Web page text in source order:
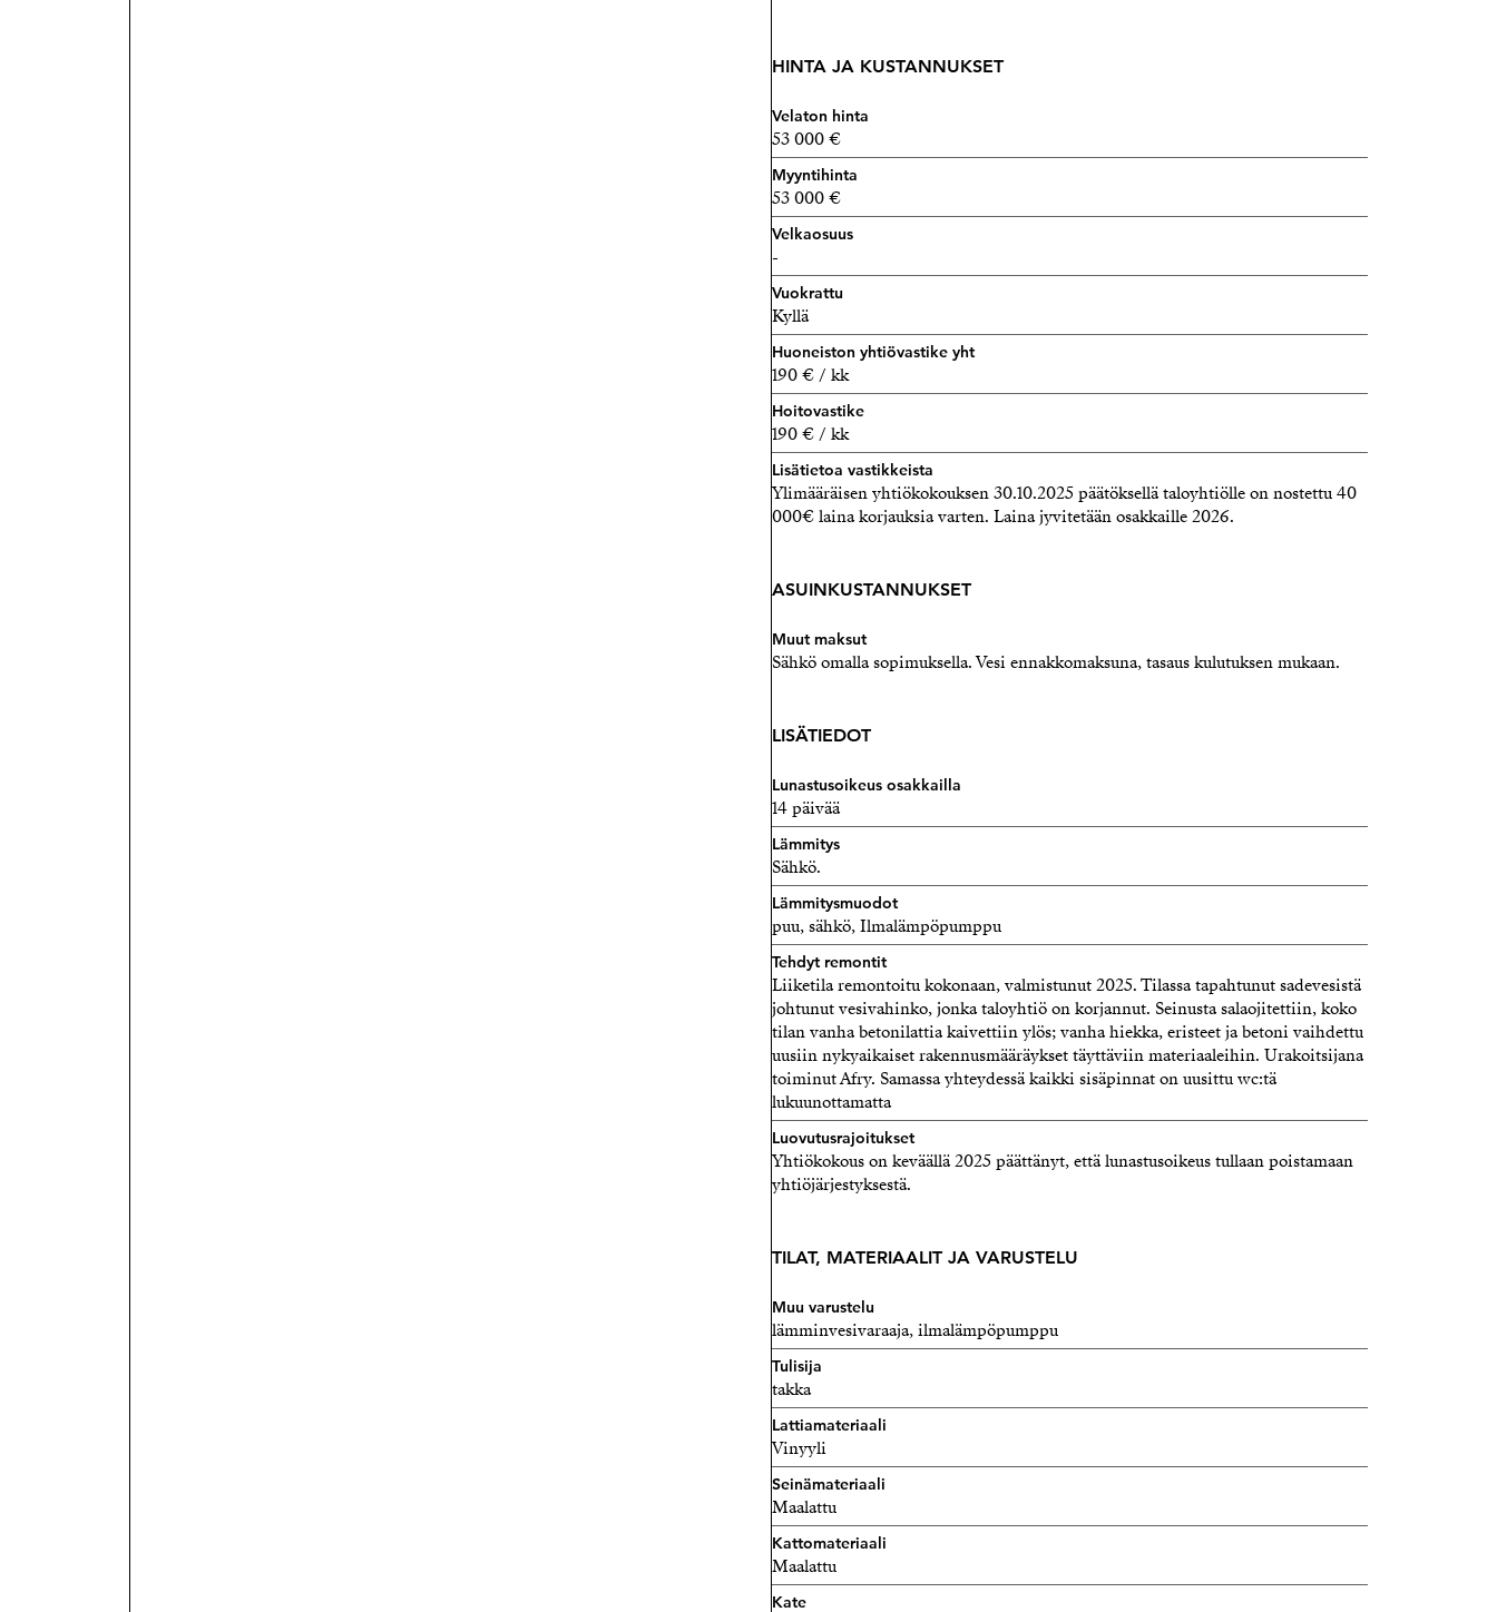
HINTA JA KUSTANNUKSET
Velaton hinta
53 000 €
Myyntihinta
53 000 €
Velkaosuus
-
Vuokrattu
Kyllä
Huoneiston yhtiövastike yht
190 € / kk
Hoitovastike
190 € / kk
Lisätietoa vastikkeista
Ylimääräisen yhtiökokouksen 30.10.2025 päätöksellä taloyhtiölle on nostettu 40
000€ laina korjauksia varten. Laina jyvitetään osakkaille 2026.
ASUINKUSTANNUKSET
Muut maksut
Sähkö omalla sopimuksella. Vesi ennakkomaksuna, tasaus kulutuksen mukaan.
LISÄTIEDOT
Lunastusoikeus osakkailla
14 päivää
Lämmitys
Sähkö.
Lämmitysmuodot
puu, sähkö, Ilmalämpöpumppu
Tehdyt remontit
Liiketila remontoitu kokonaan, valmistunut 2025. Tilassa tapahtunut sadevesistä
johtunut vesivahinko, jonka taloyhtiö on korjannut. Seinusta salaojitettiin, koko
tilan vanha betonilattia kaivettiin ylös; vanha hiekka, eristeet ja betoni vaihdettu
uusiin nykyaikaiset rakennusmääräykset täyttäviin materiaaleihin. Urakoitsijana
toiminut Afry. Samassa yhteydessä kaikki sisäpinnat on uusittu wc:tä
lukuunottamatta
Luovutusrajoitukset
Yhtiökokous on keväällä 2025 päättänyt, että lunastusoikeus tullaan poistamaan
yhtiöjärjestyksestä.
TILAT, MATERIAALIT JA VARUSTELU
Muu varustelu
lämminvesivaraaja, ilmalämpöpumppu
Tulisija
takka
Lattiamateriaali
Vinyyli
Seinämateriaali
Maalattu
Kattomateriaali
Maalattu
Kate